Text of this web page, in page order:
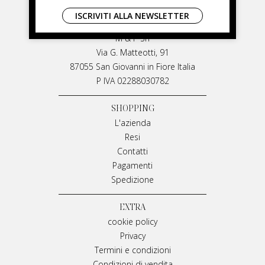
LIVIANA MIRARCHI
M & P Srl
Via G. Matteotti, 91
87055 San Giovanni in Fiore Italia
P IVA 02288030782
SHOPPING
L'azienda
Resi
Contatti
Pagamenti
Spedizione
EXTRA
cookie policy
Privacy
Termini e condizioni
ISCRIVITI ALLA NEWSLETTER